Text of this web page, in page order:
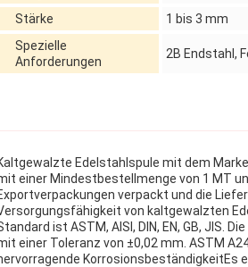
Stärke
1 bis 3 mm
Spezielle
Anforderungen
2B Endstahl,
Edelstahlspule mit dem
einer Mindestbestellmenge von 1 MT
verpackt und die
von kaltgewalzten
ist ASTM, AISI, DIN, EN, GB, JIS.
einer Toleranz von ±0,02 mm. ASTM
KorrosionsbeständigkeitEs